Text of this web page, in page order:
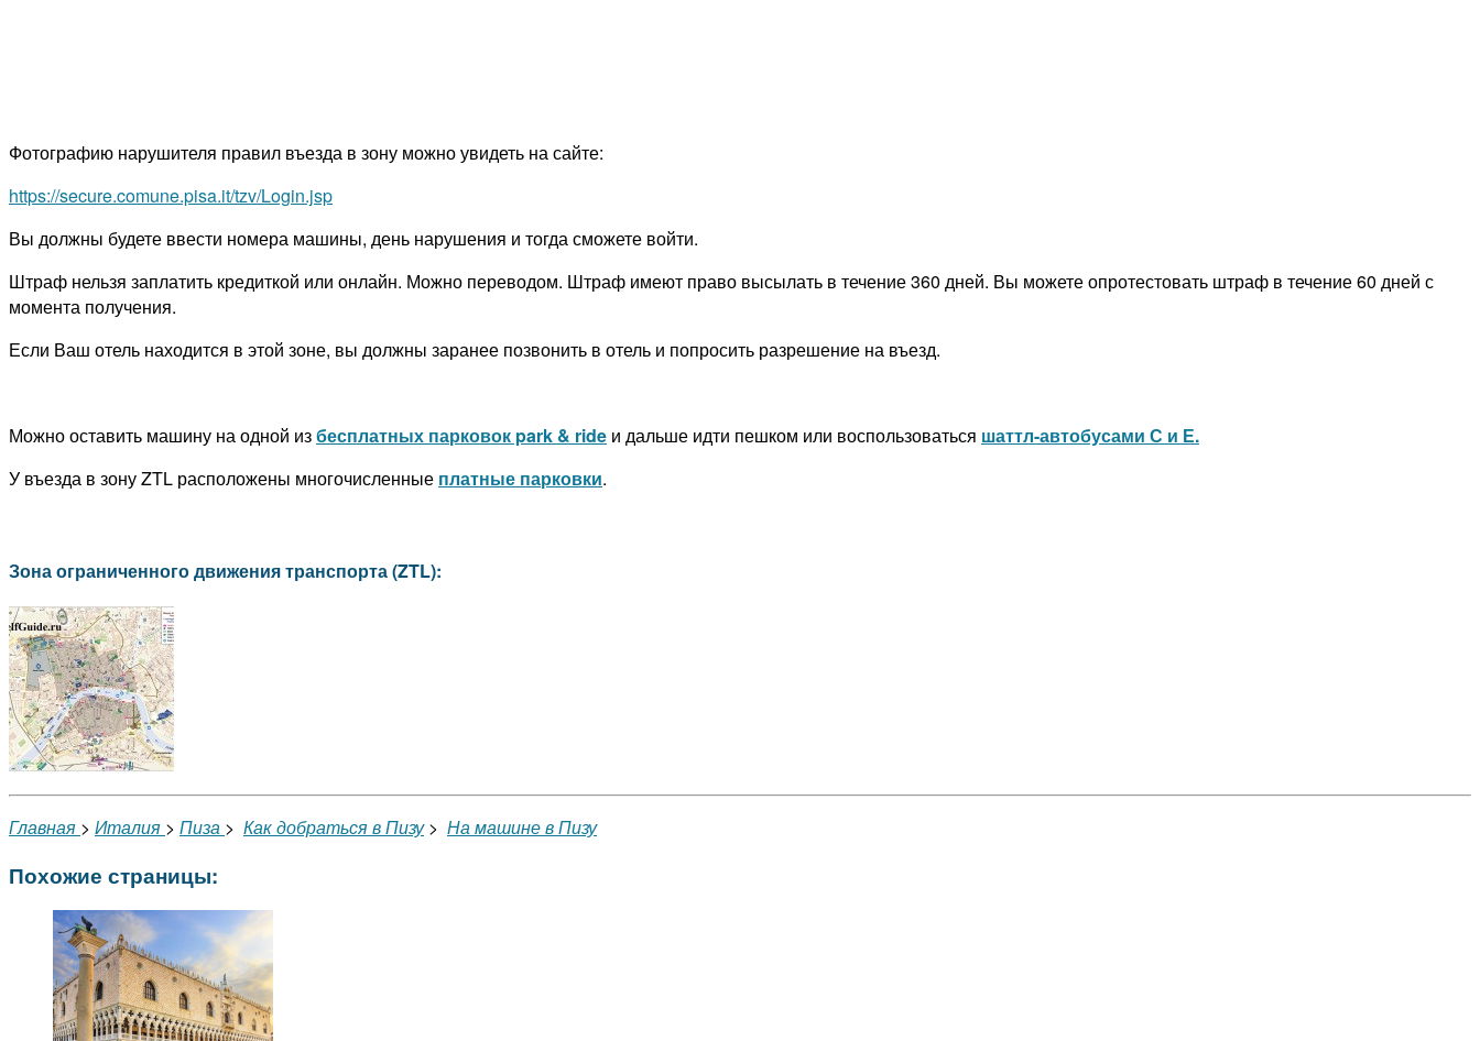
Фотографию нарушителя правил въезда в зону можно увидеть на сайте:
https://secure.comune.pisa.it/tzv/Login.jsp
Вы должны будете ввести номера машины, день нарушения и тогда сможете войти.
Штраф нельзя заплатить кредиткой или онлайн. Можно переводом. Штраф имеют право высылать в течение 360 дней. Вы можете опротестовать штраф в течение 60 дней с
момента получения.
Если Ваш отель находится в этой зоне, вы должны заранее позвонить в отель и попросить разрешение на въезд.
Можно оставить машину на одной избесплатных парковок park & ride и дальше идти пешком или воспользоваться шаттл-автобусами С и Е.
У въезда в зону ZTL расположены многочисленные платные парковки.
Зона ограниченного движения транспорта (ZTL):
Главная > Италия > Пиза > Как добраться в Пизу> На машине в Пизу
Похожие страницы: